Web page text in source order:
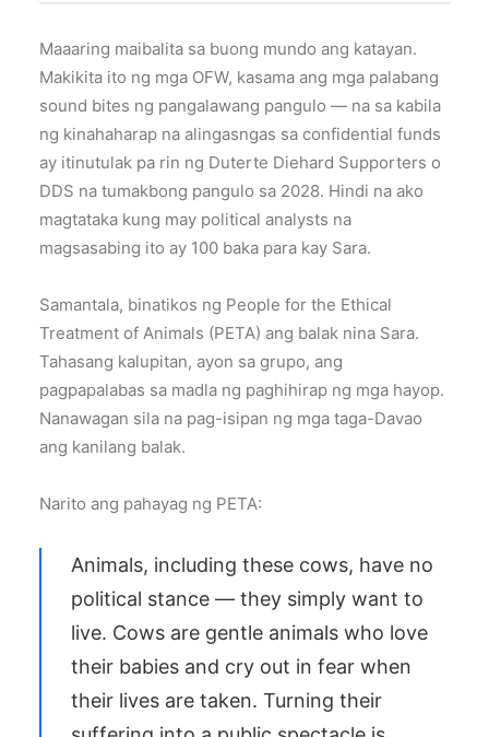
Maaaring maibalita sa buong mundo ang katayan.
Makikita ito ng mga OFW, kasama ang mga palabang
sound bites ng pangalawang pangulo — na sa kabila
ng kinahaharap na alingasngas sa confidential funds
ay itinutulak pa rin ng Duterte Diehard Supporters o
DDS na tumakbong pangulo sa 2028. Hindi na ako
magtataka kung may political analysts na
magsasabing ito ay 100 baka para kay Sara.
Samantala, binatikos ng People for the Ethical
Treatment of Animals (PETA) ang balak nina Sara.
Tahasang kalupitan, ayon sa grupo, ang
pagpapalabas sa madla ng paghihirap ng mga hayop.
Nanawagan sila na pag-isipan ng mga taga-Davao
ang kanilang balak.
Narito ang pahayag ng PETA:
Animals, including these cows, have no
political stance — they simply want to
live. Cows are gentle animals who love
their babies and cry out in fear when
their lives are taken. Turning their